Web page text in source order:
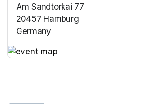
Am Sandtorkai 77
20457 Hamburg
Germany